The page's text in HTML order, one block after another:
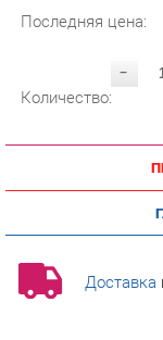
-
Доставка